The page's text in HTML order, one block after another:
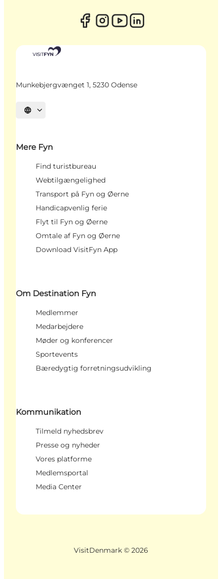
Munkebjergvænget 1, 5230 Odense
Vælg sprog
Mere Fyn
Find turistbureau
Webtilgængelighed
Transport på Fyn og Øerne
Handicapvenlig ferie
Flyt til Fyn og Øerne
Omtale af Fyn og Øerne
Download VisitFyn App
Om Destination Fyn
Medlemmer
Medarbejdere
Møder og konferencer
Sportevents
Bæredygtig forretningsudvikling
Kommunikation
Tilmeld nyhedsbrev
Presse og nyheder
Vores platforme
Medlemsportal
Media Center
VisitDenmark © 2026